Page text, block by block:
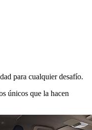
para cualquier desafío.
únicos que la hacen